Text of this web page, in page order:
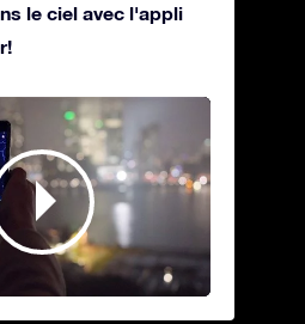
le ciel avec l'appli